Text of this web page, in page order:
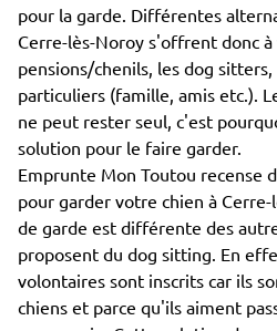
pour la garde. Différentes
Cerre-lès-Noroy s'offrent donc à
pensions/chenils, les dog
particuliers (famille, amis etc.).
ne peut rester seul, c'est
solution pour le faire garder.
Emprunte Mon Toutou recense
pour garder votre chien à
de garde est différente des
proposent du dog sitting. En
volontaires sont inscrits car ils
chiens et parce qu'ils aiment